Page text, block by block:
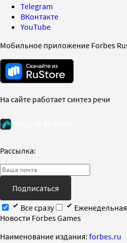
Telegram
ВКонтакте
YouTube
Мобильное приложение Forbes
На сайте работает синтез речи
Рассылка:
Подписаться
Все сразу
Еженедельная
Новости Forbes Games
Наименование издания: forbes.ru